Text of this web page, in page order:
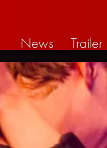
News Trailer